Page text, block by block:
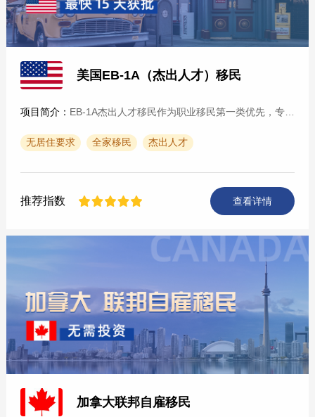
美国EB-1A（杰出人才）移民
项目简介： EB-1A杰出人才移民作为职业移民第一类优先，专为美国引入在科学、艺术、教育、商业、体育等领域拥有杰出能力，且享有国际级或国家级声誉的顶尖专业人才，是最受美国政府欢迎···
无居住要求 全家移民 杰出人才
推荐指数 查看详情
加拿大联邦自雇移民